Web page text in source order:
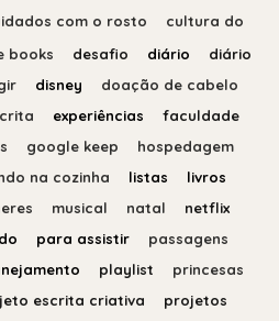
com o rosto
cultura do
books desafio diário
diário
disney
doação de cabelo
experiências
faculdade
google keep
hospedagem
na cozinha listas
livros
musical natal
netflix
para assistir
passagens
playlist
princesas
escrita criativa
projetos